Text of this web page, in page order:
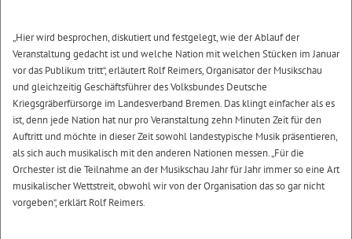
„Hier wird besprochen, diskutiert und festgelegt, wie der Ablauf der
Veranstaltung gedacht ist und welche Nation mit welchen Stücken im Januar
vor das Publikum tritt“, erläutert Rolf Reimers, Organisator der Musikschau
und gleichzeitig Geschäftsführer des Volksbundes Deutsche
Kriegsgräberfürsorge im Landesverband Bremen. Das klingt einfacher als es
ist, denn jede Nation hat nur pro Veranstaltung zehn Minuten Zeit für den
Auftritt und möchte in dieser Zeit sowohl landestypische Musik präsentieren,
als sich auch musikalisch mit den anderen Nationen messen. „Für die
Orchester ist die Teilnahme an der Musikschau Jahr für Jahr immer so eine Art
musikalischer Wettstreit, obwohl wir von der Organisation das so gar nicht
vorgeben“, erklärt Rolf Reimers.